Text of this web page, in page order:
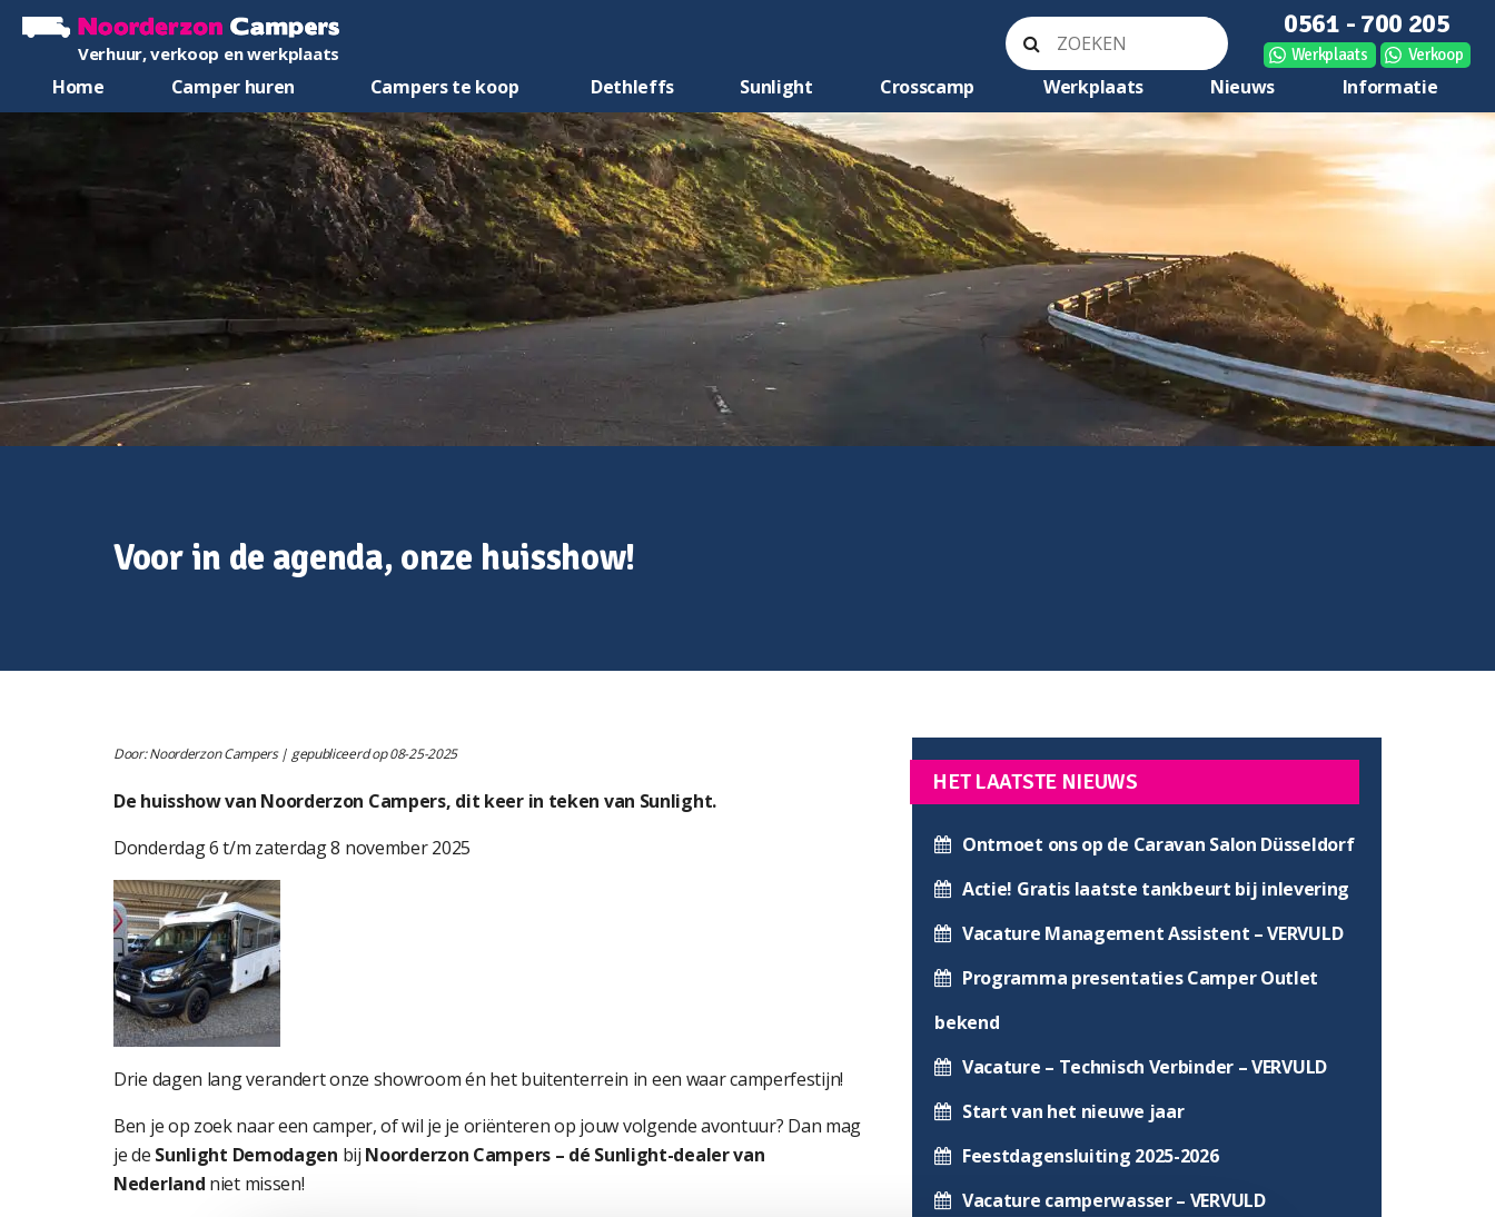
Verhuur, verkoop en werkplaats
0561 - 700 205
Werkplaats Verkoop
Home Camper huren Campers te koop Dethleffs Sunlight Crosscamp Werkplaats Nieuws Informatie
Voor in de agenda, onze huisshow!
Door: Noorderzon Campers | gepubliceerd op 08-25-2025
De huisshow van Noorderzon Campers, dit keer in teken van Sunlight.
Donderdag 6 t/m zaterdag 8 november 2025
Drie dagen lang verandert onze showroom én het buitenterrein in een waar camperfestijn!
Ben je op zoek naar een camper, of wil je je oriënteren op jouw volgende avontuur? Dan mag
je de Sunlight Demodagen bij Noorderzon Campers – dé Sunlight-dealer van
Nederland niet missen!
HET LAATSTE NIEUWS
Ontmoet ons op de Caravan Salon Düsseldorf
Actie! Gratis laatste tankbeurt bij inlevering
Vacature Management Assistent – VERVULD
Programma presentaties Camper Outlet
bekend
Vacature – Technisch Verbinder – VERVULD
Start van het nieuwe jaar
Feestdagensluiting 2025-2026
Vacature camperwasser – VERVULD